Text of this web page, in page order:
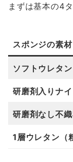
まずは基本の4
スポンジの素材
ソフトウレタン
研磨剤入りナ
研磨剤なし不
1層ウレタン（